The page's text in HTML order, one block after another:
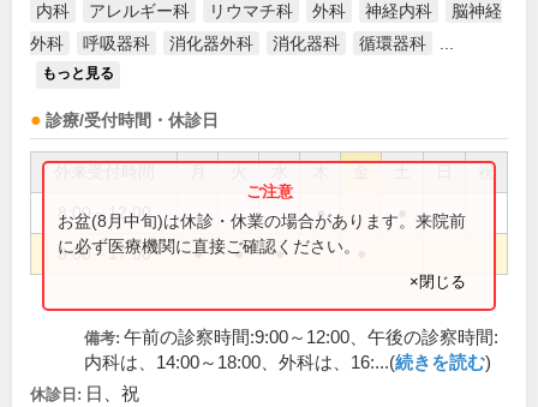
内科 アレルギー科 リウマチ科 外科 神経内科
脳神経
外科
呼吸器科 消化器外科 消化器科 循環器科
もっと見る
診療/受付時間・休診日
祝
8:00～12:00 ●
8:00～17:30 ● ● ●
お盆(8月中旬)は休診・休業の場合があります。来院前
に必ず医療機関に直接ご確認ください。
×閉じる
備考: 午前の診察時間:9:00～12:00、午後の診察時間:
内科は、14:00～18:00、外科は、16:...(続きを読む)
休診日: 日、祝